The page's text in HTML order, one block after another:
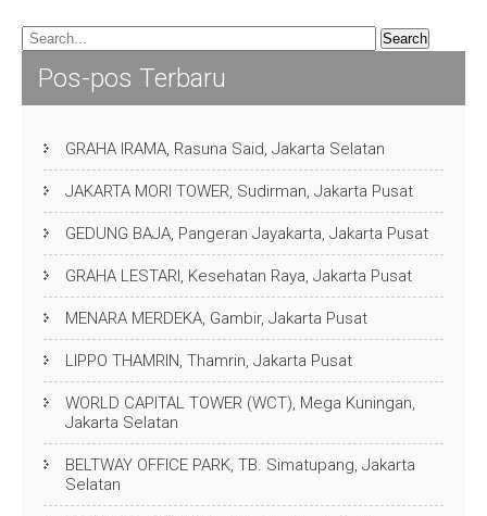
Pos-pos Terbaru
GRAHA IRAMA, Rasuna Said, Jakarta Selatan
JAKARTA MORI TOWER, Sudirman, Jakarta Pusat
GEDUNG BAJA, Pangeran Jayakarta, Jakarta Pusat
GRAHA LESTARI, Kesehatan Raya, Jakarta Pusat
MENARA MERDEKA, Gambir, Jakarta Pusat
LIPPO THAMRIN, Thamrin, Jakarta Pusat
WORLD CAPITAL TOWER (WCT), Mega Kuningan,
Jakarta Selatan
BELTWAY OFFICE PARK, TB. Simatupang, Jakarta
Selatan